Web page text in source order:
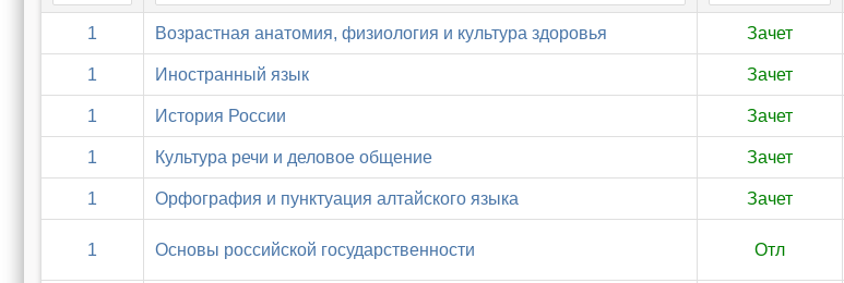
1 Возрастная анатомия, физиология и культура здоровья Зачет
1 Иностранный язык Зачет
1 История России Зачет
1 Культура речи и деловое общение Зачет
1 Орфография и пунктуация алтайского языка Зачет
1 Основы российской государственности Отл